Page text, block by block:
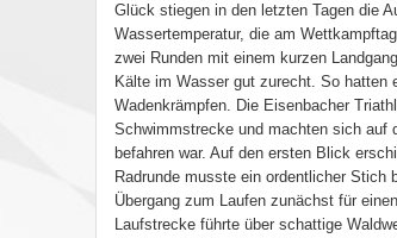
Glück stiegen in den letzten Tagen die
Wassertemperatur, die am
zwei Runden mit einem kurzen
Kälte im Wasser gut zurecht. So hatten
Wadenkrämpfen. Die Eisenbacher
Schwimmstrecke und machten sich auf
befahren war. Auf den ersten Blick
Radrunde musste ein ordentlicher Stich
Übergang zum Laufen zunächst für
Laufstrecke führte über schattige